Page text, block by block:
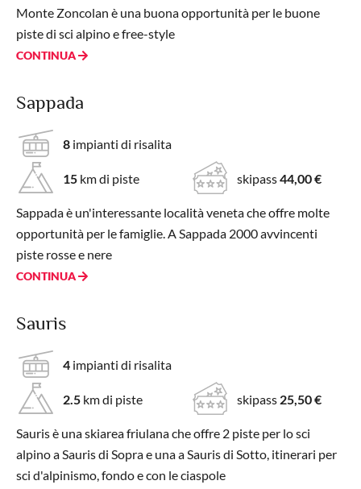
Monte Zoncolan è una buona opportunità per le buone
piste di sci alpino e free-style
CONTINUA
Sappada
8 impianti di risalita
15 km di piste skipass44,00 €
Sappada è un'interessante località veneta che offre molte
opportunità per le famiglie. A Sappada 2000 avvincenti
piste rosse e nere
CONTINUA
Sauris
4 impianti di risalita
2.5 km di piste skipass 25,50 €
Sauris è una skiarea friulana che offre 2 piste per lo sci
alpino a Sauris di Sopra e una a Sauris di Sotto, itinerari per
sci d'alpinismo, fondo e con le ciaspole